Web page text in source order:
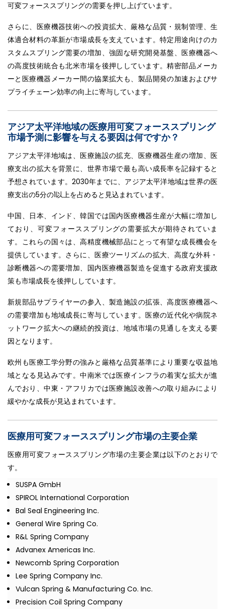
可変フォーススプリングの需要を押し上げています。
さらに、医療機器技術への投資拡大、厳格な品質・規制管理、生
体適合材料の革新が市場成長を支えています。特定用途向けのカ
スタムスプリング需要の増加、強固な研究開発基盤、医療機器へ
の高度技術統合も北米市場を後押ししています。精密部品メーカ
ーと医療機器メーカー間の協業拡大も、製品開発の加速およびサ
プライチェーン効率の向上に寄与しています。
アジア太平洋地域の医療用可変フォーススプリング
市場予測に影響を与える要因は何ですか？
アジア太平洋地域は、医療施設の拡充、医療機器生産の増加、医
療支出の拡大を背景に、世界市場で最も高い成長率を記録すると
予想されています。2030年までに、アジア太平洋地域は世界の医
療支出の5分の1以上を占めると見込まれています。
中国、日本、インド、韓国では国内医療機器生産が大幅に増加し
ており、可変フォーススプリングの需要拡大が期待されていま
す。これらの国々は、高精度機械部品にとって有望な成長機会を
提供しています。さらに、医療ツーリズムの拡大、高度な外科・
診断機器への需要増加、国内医療機器製造を促進する政府支援政
策も市場成長を後押ししています。
新規部品サプライヤーの参入、製造施設の拡張、高度医療機器へ
の需要増加も地域成長に寄与しています。医療の近代化や病院ネ
ットワーク拡大への継続的投資は、地域市場の見通しを支える要
因となります。
欧州も医療工学分野の強みと厳格な品質基準により重要な収益地
域となる見込みです。中南米では医療インフラの着実な拡大が進
んでおり、中東・アフリカでは医療施設改善への取り組みにより
緩やかな成長が見込まれています。
医療用可変フォーススプリング市場の主要企業
医療用可変フォーススプリング市場の主要企業は以下のとおりで
す。
SUSPA GmbH
SPIROL International Corporation
Bal Seal Engineering Inc.
General Wire Spring Co.
R&L Spring Company
Advanex Americas Inc.
Newcomb Spring Corporation
Lee Spring Company Inc.
Vulcan Spring & Manufacturing Co. Inc.
Precision Coil Spring Company